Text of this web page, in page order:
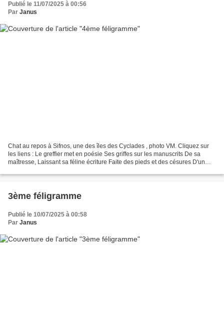
Publié le 11/07/2025 à 00:56
Par Janus
Chat au repos à Sifnos, une des îles des Cyclades , photo VM. Cliquez sur
les liens : Le greffier met en poésie Ses griffes sur les manuscrits De sa
maîtresse, Laissant sa féline écriture Faite des pieds et des césures D'un
3ème féligramme
Publié le 10/07/2025 à 00:58
Par Janus